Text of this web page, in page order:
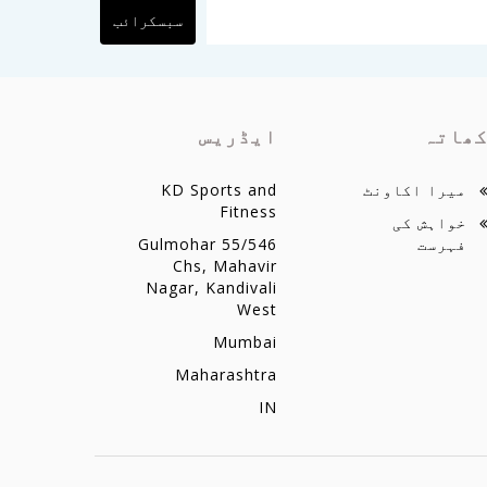
سبسکرائب
کھاتہ
میرا اکاونٹ
خواہش کی
فہرست
ایڈریس
KD Sports and
Fitness
55/546 Gulmohar
Chs, Mahavir
Nagar, Kandivali
West
Mumbai
Maharashtra
IN